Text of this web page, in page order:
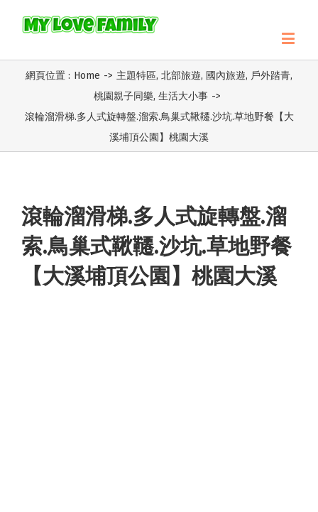
網頁位置 : Home -> 主題特區, 北部旅遊, 國內旅遊, 戶外踏青,
桃園親子同樂, 生活大小事 ->
滾輪溜滑梯.多人式旋轉盤.溜索.鳥巢式鞦韆.沙坑.草地野餐【大
溪埔頂公園】桃園大溪
滾輪溜滑梯.多人式旋轉盤.溜
索.鳥巢式鞦韆.沙坑.草地野餐
【大溪埔頂公園】桃園大溪